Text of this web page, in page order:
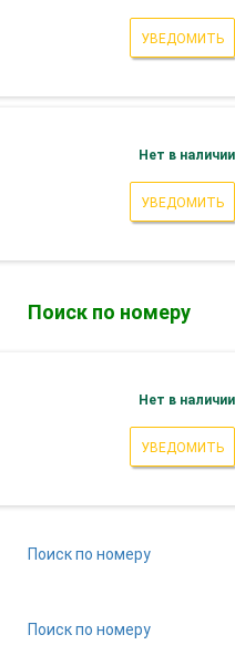
УВЕДОМИТЬ
Нет в наличии
УВЕДОМИТЬ
Поиск по номеру
Нет в наличии
УВЕДОМИТЬ
Поиск по номеру
Поиск по номеру